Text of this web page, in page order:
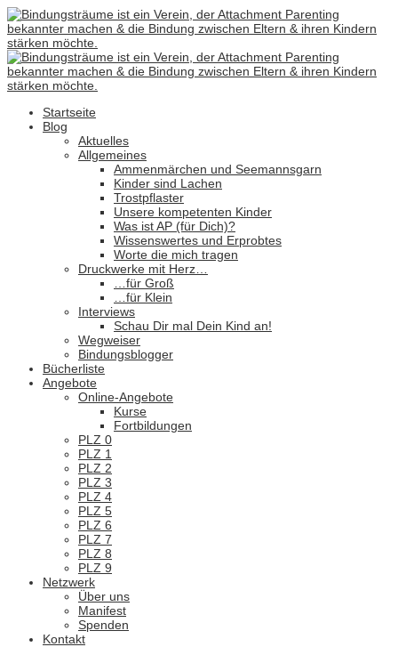
Startseite
Blog
Aktuelles
Allgemeines
Ammenmärchen und Seemannsgarn
Kinder sind Lachen
Trostpflaster
Unsere kompetenten Kinder
Was ist AP (für Dich)?
Wissenswertes und Erprobtes
Worte die mich tragen
Druckwerke mit Herz…
…für Groß
…für Klein
Interviews
Schau Dir mal Dein Kind an!
Wegweiser
Bindungsblogger
Bücherliste
Angebote
Online-Angebote
Kurse
Fortbildungen
PLZ 0
PLZ 1
PLZ 2
PLZ 3
PLZ 4
PLZ 5
PLZ 6
PLZ 7
PLZ 8
PLZ 9
Netzwerk
Über uns
Manifest
Spenden
Kontakt